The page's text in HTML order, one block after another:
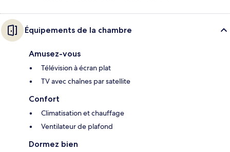
Équipements de la chambre
Amusez-vous
Télévision à écran plat
TV avec chaînes par satellite
Confort
Climatisation et chauffage
Ventilateur de plafond
Dormez bien